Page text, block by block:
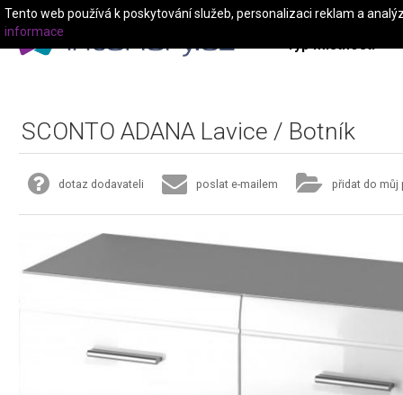
Typ místnosti
SCONTO ADANA Lavice / Botník
dotaz dodavateli poslat e-mailem přidat do můj
Tento web používá k poskytování služeb, personalizaci reklam a
informace